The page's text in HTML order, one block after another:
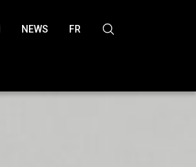
NEWS FR